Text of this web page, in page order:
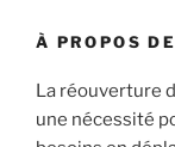
À PROPOS
La réouverture
une nécessité